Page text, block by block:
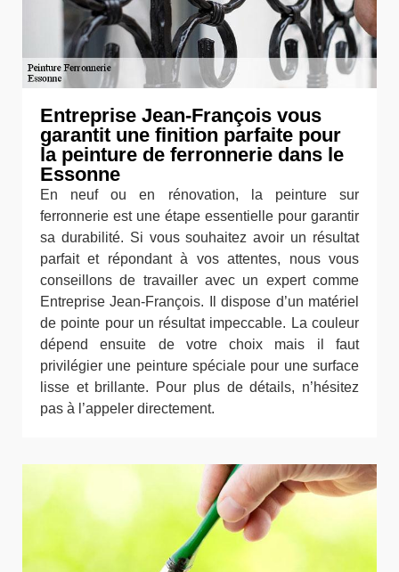
Entreprise Jean-François vous
garantit une finition parfaite pour
la peinture de ferronnerie dans le
Essonne
En neuf ou en rénovation, la peinture sur
ferronnerie est une étape essentielle pour garantir
sa durabilité. Si vous souhaitez avoir un résultat
parfait et répondant à vos attentes, nous vous
conseillons de travailler avec un expert comme
Entreprise Jean-François. Il dispose d’un matériel
de pointe pour un résultat impeccable. La couleur
dépend ensuite de votre choix mais il faut
privilégier une peinture spéciale pour une surface
lisse et brillante. Pour plus de détails, n’hésitez
pas à l’appeler directement.